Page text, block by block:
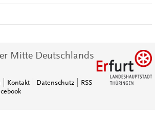
Mitte Deutschlands
Kontakt Datenschutz
RSS